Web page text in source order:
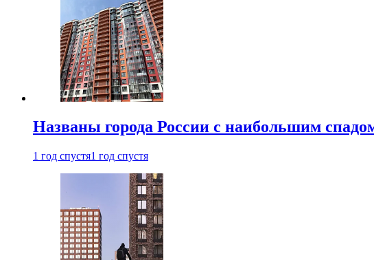
Названы города России с наибольшим
1 год спустя1 год спустя